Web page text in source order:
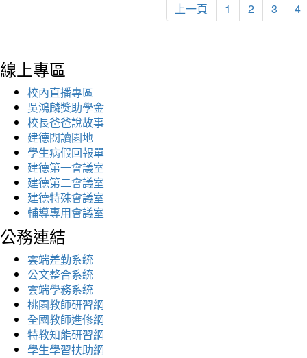
上一頁 1 2 3 4
線上專區
校內直播專區
吳鴻麟獎助學金
校長爸爸說故事
建德閱讀園地
學生病假回報單
建德第一會議室
建德第二會議室
建德特殊會議室
輔導專用會議室
公務連結
雲端差勤系統
公文整合系統
雲端學務系統
桃園教師研習網
全國教師進修網
特教知能研習網
學生學習扶助網